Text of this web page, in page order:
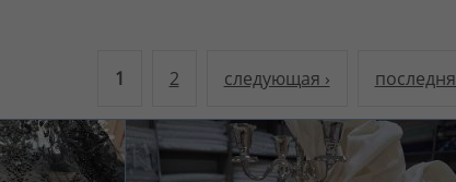
1 2 следующая ›